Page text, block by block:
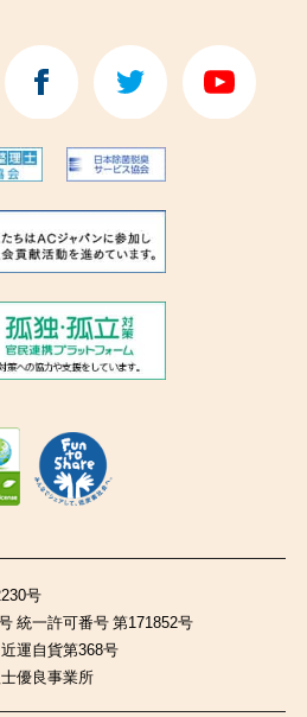
号
統一許可番号 第171852号
運自貨第368号
優良事業所